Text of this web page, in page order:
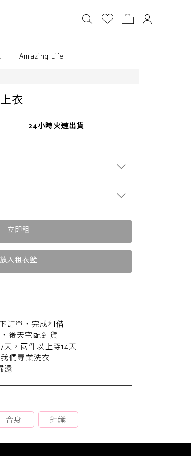
Amazing Life
衣
24小時火速出貨
立即租
放入租衣籃
訂單，完成租借
後天宅配到貨
天，兩件以上穿14天
們專業洗衣
還
合身 針織